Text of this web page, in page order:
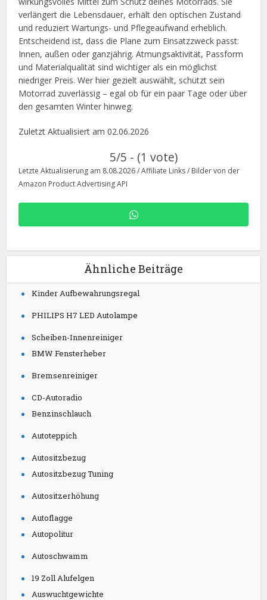
verlängert die Lebensdauer, erhält den optischen Zustand
und reduziert Wartungs- und Pflegeaufwand erheblich.
Entscheidend ist, dass die Plane zum Einsatzzweck passt:
Innen, außen oder ganzjährig. Atmungsaktivität, Passform
und Materialqualität sind wichtiger als ein möglichst
niedriger Preis. Wer hier gezielt auswählt, schützt sein
Motorrad zuverlässig – egal ob für ein paar Tage oder über
den gesamten Winter hinweg.
Zuletzt Aktualisiert am 02.06.2026
5/5 - (1 vote)
Letzte Aktualisierung am 8.08.2026 / Affiliate Links / Bilder von der
Amazon Product Advertising API
Ähnliche Beiträge
Kinder Aufbewahrungsregal
PHILIPS H7 LED Autolampe
Scheiben-Innenreiniger
BMW Fensterheber
Bremsenreiniger
CD-Autoradio
Benzinschlauch
Autoteppich
Autositzbezug
Autositzbezug Tuning
Autositzerhöhung
Autoflagge
Autopolitur
Autoschwamm
19 Zoll Alufelgen
Auswuchtgewichte